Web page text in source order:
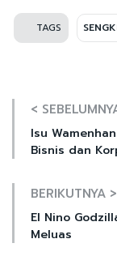
TAGS
<
Isu
Bisnis dan
BERIKUTNYA >
El Nino
Meluas